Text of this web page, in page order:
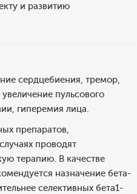
и развитию
сердцебиения, тремор,
пульсового
гиперемия лица.
препаратов,
проводят
терапию. В качестве
назначение бета-
селективных бета1-